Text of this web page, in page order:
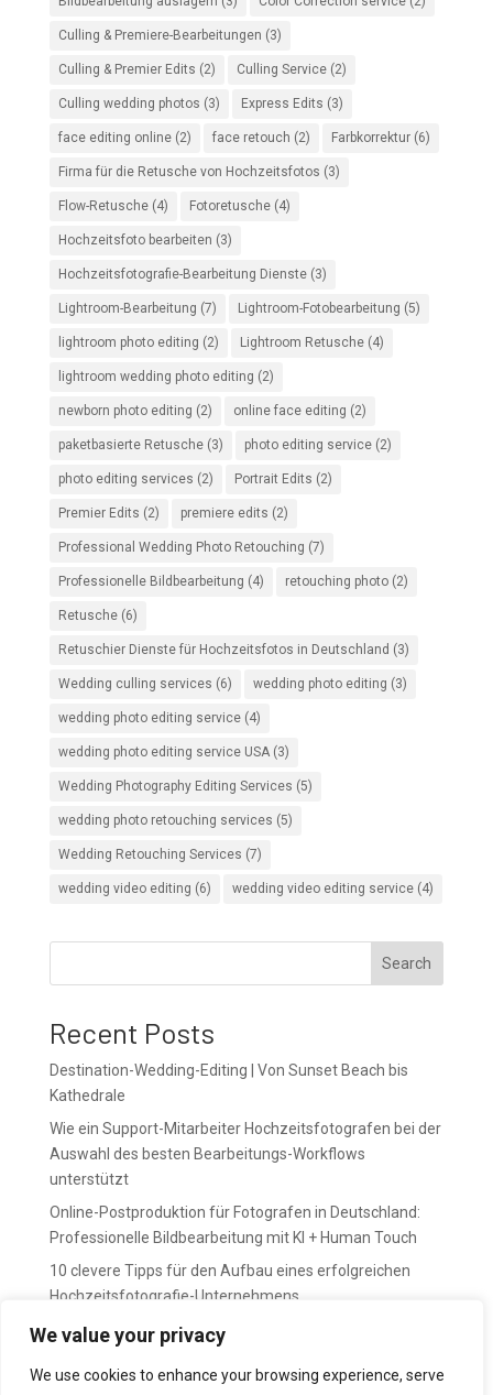
We value your privacy
We use cookies to enhance your browsing experience, serve
Culling & Premiere-Bearbeitungen (3)
Culling & Premier Edits (2) Culling Service(2)
Culling wedding photos (3) Express Edits (3)
face editing online(2) face retouch (2) Farbkorrektur(6)
Firma für die Retusche von Hochzeitsfotos (3)
Flow-Retusche(4) Fotoretusche(4)
Hochzeitsfoto bearbeiten (3)
Hochzeitsfotografie-Bearbeitung Dienste(3)
Lightroom-Bearbeitung (7) Lightroom-Fotobearbeitung (5)
lightroom photo editing (2) Lightroom Retusche(4)
lightroom wedding photo editing (2)
newborn photo editing (2) online face editing (2)
paketbasierte Retusche(3) photo editing service(2)
photo editing services (2) Portrait Edits (2)
Premier Edits (2) premiere edits (2)
Professional Wedding Photo Retouching (7)
Professionelle Bildbearbeitung (4) retouching photo(2)
Retusche(6)
Retuschier Dienste für Hochzeitsfotos in Deutschland (3)
Wedding culling services (6) wedding photo editing (3)
wedding photo editing service(4)
wedding photo editing service USA(3)
Wedding Photography Editing Services (5)
wedding photo retouching services (5)
Wedding Retouching Services (7)
wedding video editing (6) wedding video editing service(4)
Search
Recent Posts
Destination-Wedding-Editing | Von Sunset Beach bis
Kathedrale
Wie ein Support-Mitarbeiter Hochzeitsfotografen bei der
Auswahl des besten Bearbeitungs-Workflows
unterstützt
Online-Postproduktion für Fotografen in Deutschland:
Professionelle Bildbearbeitung mit KI + Human Touch
10 clevere Tipps für den Aufbau eines erfolgreichen
Hochzeitsfotografie-Unternehmens
April bedeutet Vorbereitung. Mai bedeutet Druck.